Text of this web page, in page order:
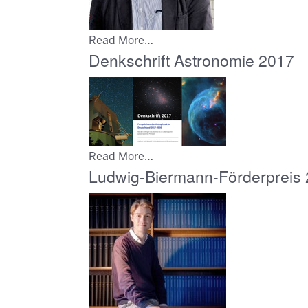
Read More…
Denkschrift Astronomie 2017
Read More…
Ludwig-Biermann-Förderpreis